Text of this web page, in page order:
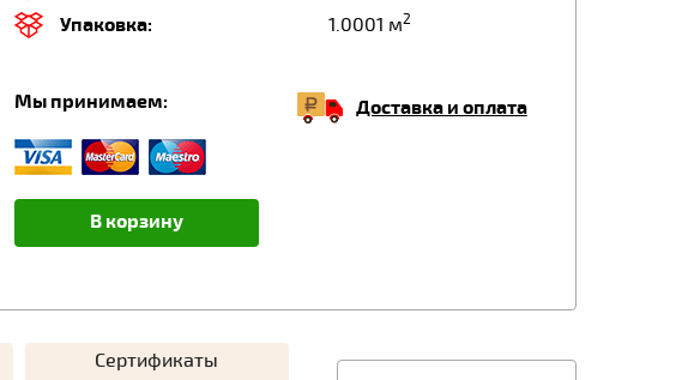
Упаковка:
1.0001 м2
Мы принимаем: Доставка и оплата
В корзину
Сертификаты